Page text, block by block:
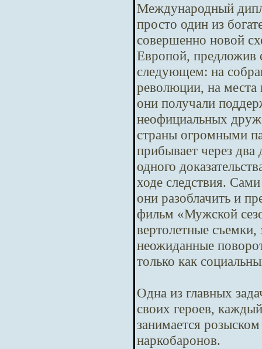
Международный
просто один из
совершенно новой
Европой, предложив
следующем: на
революции, на места
они получали
неофициальных
страны огромными
прибывает через
одного
ходе следствия.
они разоблачить и
фильм «Мужской
вертолетные
неожиданные
только как
Одна из главных
своих героев,
занимается
наркобаронов.